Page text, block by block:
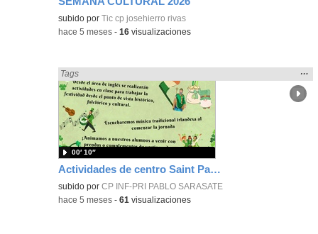
Contenido educativo.
subido porTic cp josehierro rivas
-hace 5 meses -16 visualizaciones
Actividades de centro Saint Patrick's day
Encontrado «Fiestas» en:
Tags
la
…
subido porCP INF-PRI PABLO SARASATE
00′ 10″
-hace 5 meses -61 visualizaciones